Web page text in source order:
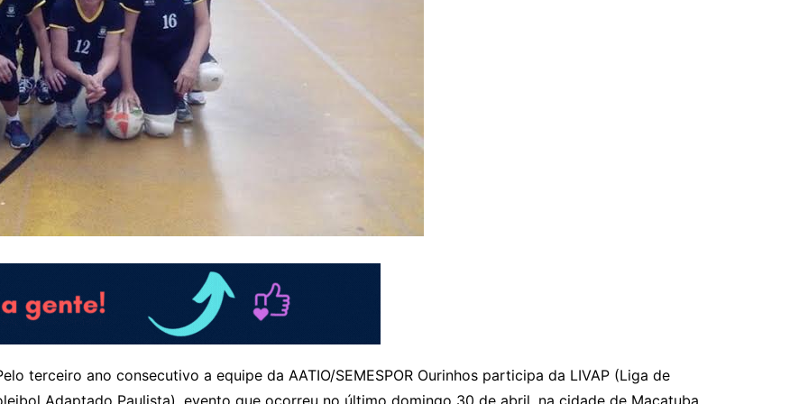
terceiro ano consecutivo a equipe da AATIO/SEMESPOR Ourinhos participa da LIVAP (Liga de